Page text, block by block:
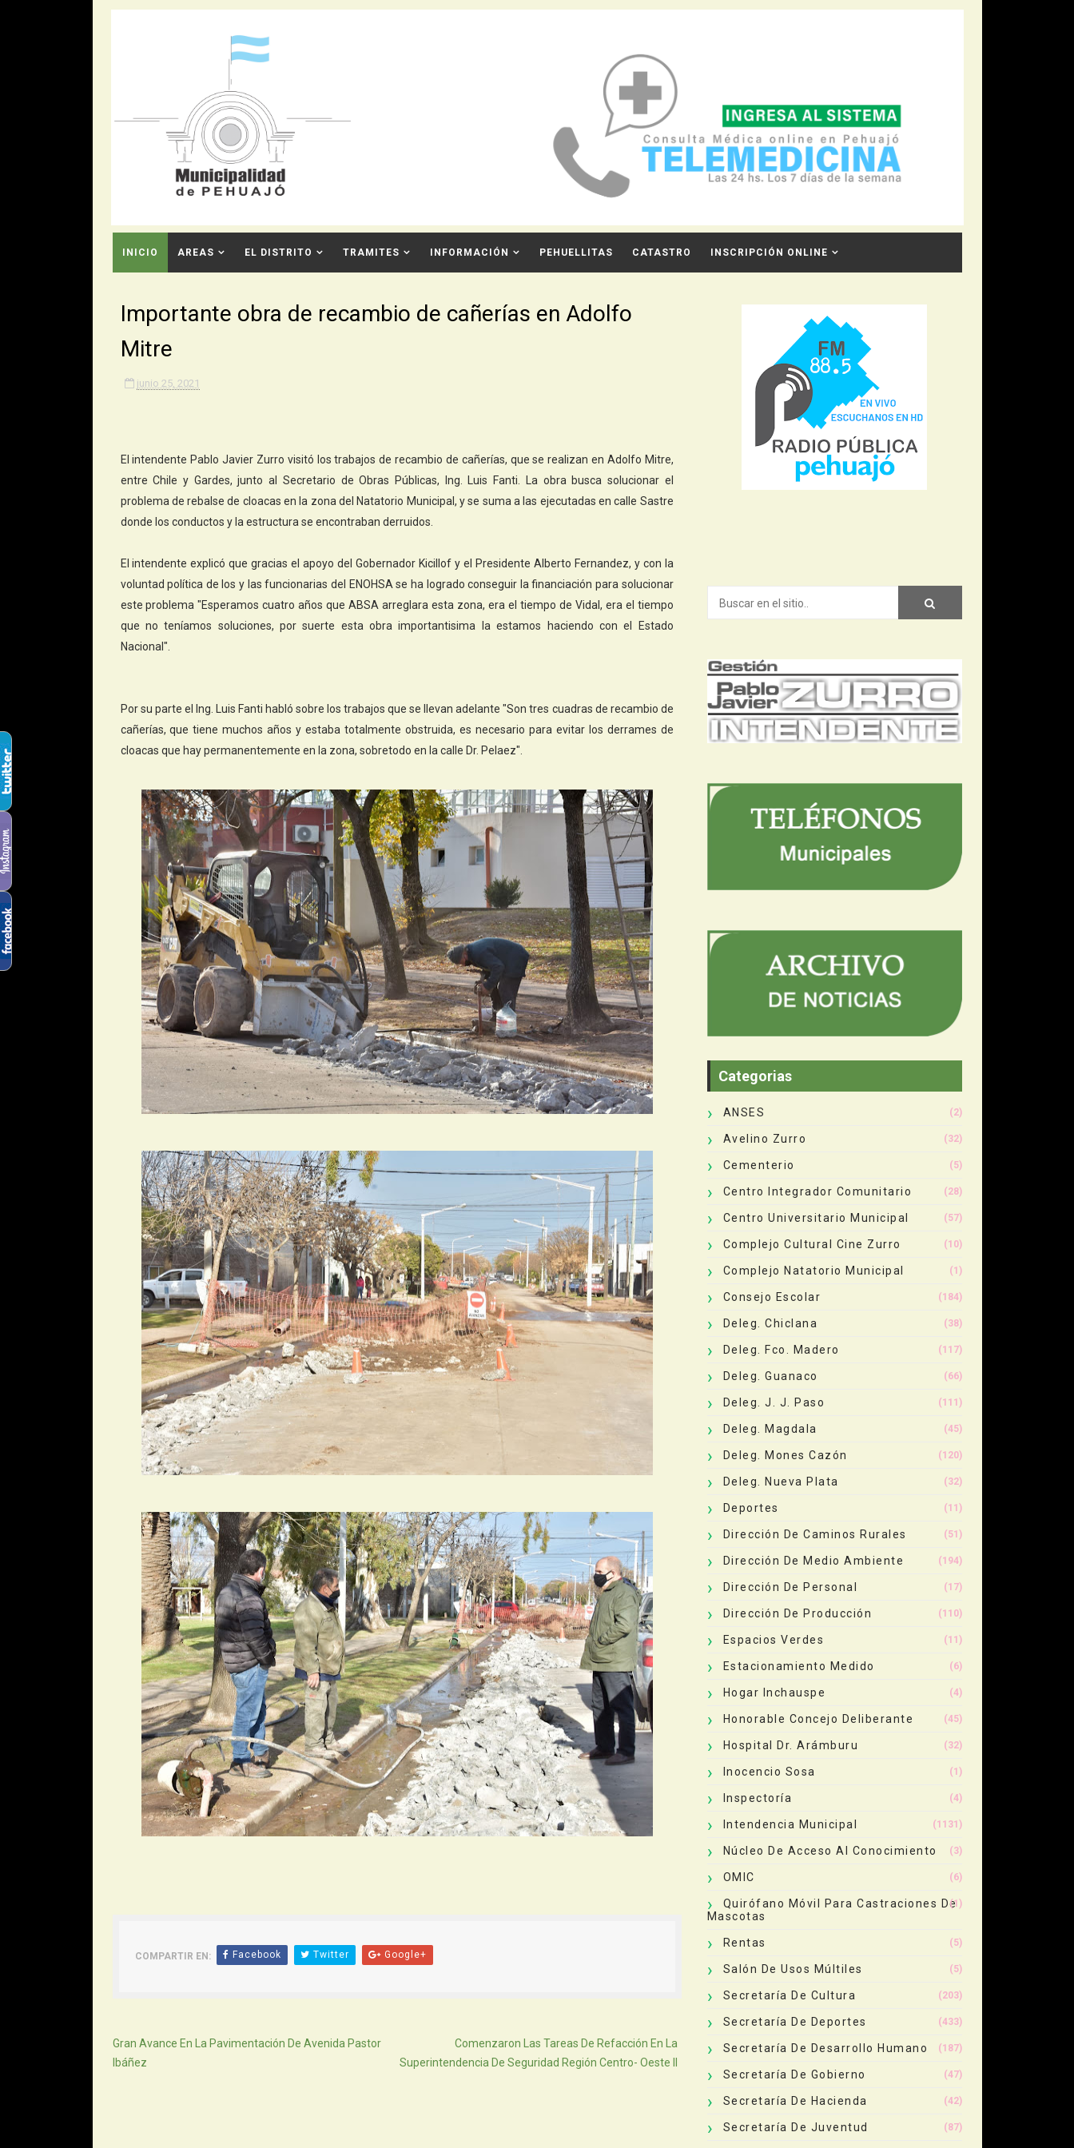
INICIO AREAS EL DISTRITO TRAMITES INFORMACIÓN PEHUELLITAS CATASTRO INSCRIPCIÓN ONLINE
Importante obra de recambio de cañerías en Adolfo
Mitre
junio 25, 2021
El intendente Pablo Javier Zurro visitó los trabajos de recambio de cañerías, que se realizan en Adolfo Mitre,
entre Chile y Gardes, junto al Secretario de Obras Públicas, Ing. Luis Fanti. La obra busca solucionar el
problema de rebalse de cloacas en la zona del Natatorio Municipal, y se suma a las ejecutadas en calle Sastre
donde los conductos y la estructura se encontraban derruidos.
El intendente explicó que gracias el apoyo del Gobernador Kicillof y el Presidente Alberto Fernandez, y con la
voluntad política de los y las funcionarias del ENOHSA se ha logrado conseguir la financiación para solucionar
este problema "Esperamos cuatro años que ABSA arreglara esta zona, era el tiempo de Vidal, era el tiempo
que no teníamos soluciones, por suerte esta obra importantisima la estamos haciendo con el Estado
Nacional".
Por su parte el Ing. Luis Fanti habló sobre los trabajos que se llevan adelante "Son tres cuadras de recambio de
cañerías, que tiene muchos años y estaba totalmente obstruida, es necesario para evitar los derrames de
cloacas que hay permanentemente en la zona, sobretodo en la calle Dr. Pelaez".
COMPARTIR EN: Facebook Twitter Google+
Gran Avance En La Pavimentación De Avenida Pastor
Ibáñez
Comenzaron Las Tareas De Refacción En La
Superintendencia De Seguridad Región Centro- Oeste II
Categorias
ANSES (2)
Avelino Zurro (32)
Cementerio (5)
Centro Integrador Comunitario (28)
Centro Universitario Municipal (57)
Complejo Cultural Cine Zurro (10)
Complejo Natatorio Municipal (1)
Consejo Escolar (184)
Deleg. Chiclana (38)
Deleg. Fco. Madero (117)
Deleg. Guanaco (66)
Deleg. J. J. Paso (111)
Deleg. Magdala (45)
Deleg. Mones Cazón (120)
Deleg. Nueva Plata (32)
Deportes (11)
Dirección De Caminos Rurales (51)
Dirección De Medio Ambiente (194)
Dirección De Personal (17)
Dirección De Producción (110)
Espacios Verdes (11)
Estacionamiento Medido (6)
Hogar Inchauspe (4)
Honorable Concejo Deliberante (45)
Hospital Dr. Arámburu (32)
Inocencio Sosa (1)
Inspectoría (4)
Intendencia Municipal (1131)
Núcleo De Acceso Al Conocimiento (3)
OMIC (6)
Quirófano Móvil Para Castraciones De
Mascotas
(1)
Rentas (5)
Salón De Usos Múltiles (5)
Secretaría De Cultura (203)
Secretaría De Deportes (433)
Secretaría De Desarrollo Humano (187)
Secretaría De Gobierno (47)
Secretaría De Hacienda (42)
Secretaría De Juventud (87)